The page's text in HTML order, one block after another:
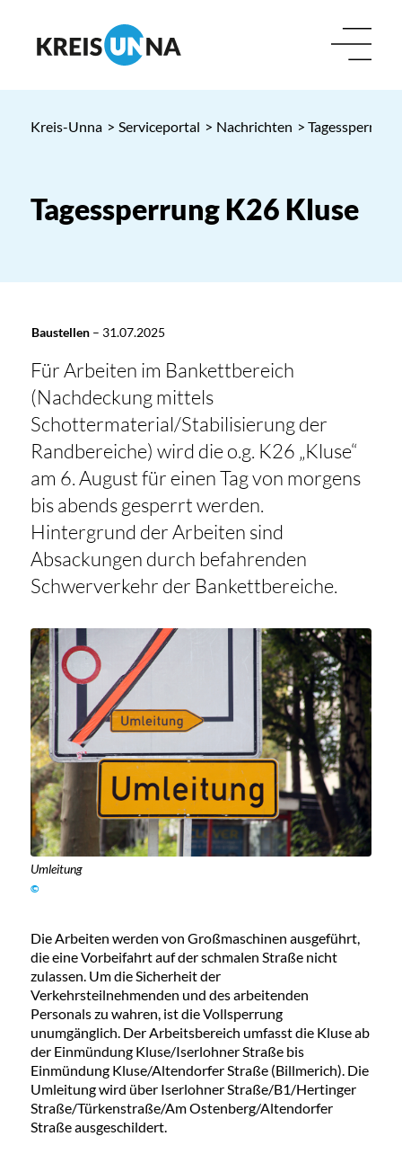
Kreis-Unna > Serviceportal > Nachrichten >
Tagessperrung K26 Kluse
Baustellen– 31.07.2025
Für Arbeiten im Bankettbereich
(Nachdeckung mittels
Schottermaterial/Stabilisierung der
Randbereiche) wird die o.g. K26 „Kluse“
am 6. August für einen Tag von morgens
bis abends gesperrt werden.
Hintergrund der Arbeiten sind
Absackungen durch befahrenden
Schwerverkehr der Bankettbereiche.
Umleitung
©
Die Arbeiten werden von Großmaschinen ausgeführt,
die eine Vorbeifahrt auf der schmalen Straße nicht
zulassen. Um die Sicherheit der
Verkehrsteilnehmenden und des arbeitenden
Personals zu wahren, ist die Vollsperrung
unumgänglich. Der Arbeitsbereich umfasst die Kluse ab
der Einmündung Kluse/Iserlohner Straße bis
Einmündung Kluse/Altendorfer Straße (Billmerich). Die
Umleitung wird über Iserlohner Straße/B1/Hertinger
Straße/Türkenstraße/Am Ostenberg/Altendorfer
Straße ausgeschildert.